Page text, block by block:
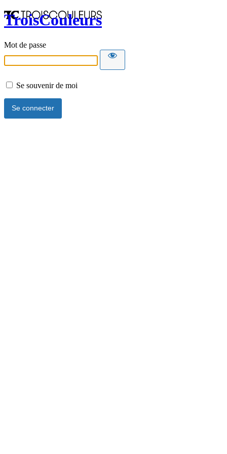
TroisCouleurs
Mot de passe
Se souvenir de moi